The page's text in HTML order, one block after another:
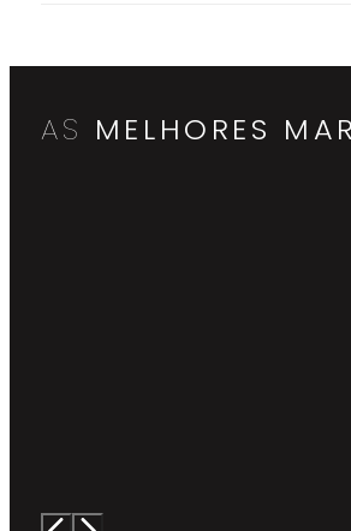
AS MELHORES